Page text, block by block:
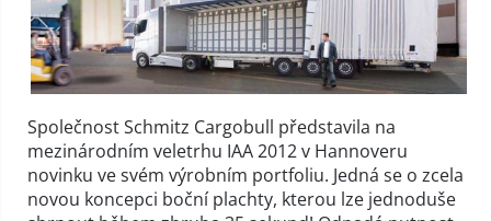
Společnost Schmitz Cargobull představila na
mezinárodním veletrhu IAA 2012 v Hannoveru
novinku ve svém výrobním portfoliu. Jedná se o zcela
novou koncepci boční plachty, kterou lze jednoduše